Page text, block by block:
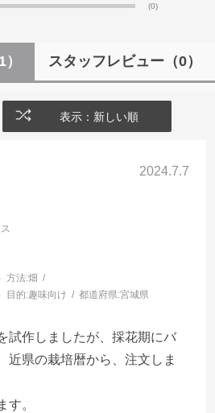
(0)
） スタッフレビュー （0）
表示：新しい順
2024.7.7
方法:畑
目的:趣味向け 都道府県:宮城県
試作しましたが、採花期にバ
近県の栽培暦から、注文しま
。